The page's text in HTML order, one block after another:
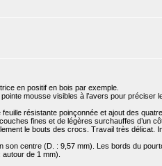
en positif en bois par exemple.
mousse visibles à l’avers pour préciser
résistante poinçonnée et ajout des
fines et de légères surchauffes d’un
le bouts des crocs. Travail très délicat.
centre (D. : 9,57 mm). Les bords du
de 1 mm).